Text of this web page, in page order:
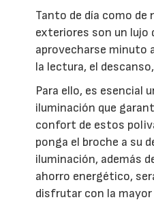
Tanto de día como de
exteriores son un lujo
aprovecharse minuto
la lectura, el
Para ello, es esencial
iluminación que
confort de estos
ponga el broche a su
iluminación, además
ahorro energético,
disfrutar con la mayor